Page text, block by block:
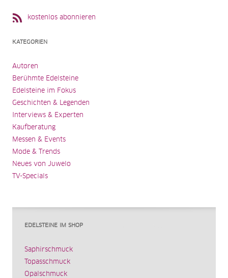
kostenlos abonnieren
KATEGORIEN
Autoren
Berühmte Edelsteine
Edelsteine im Fokus
Geschichten & Legenden
Interviews & Experten
Kaufberatung
Messen & Events
Mode & Trends
Neues von Juwelo
TV-Specials
EDELSTEINE IM SHOP
Saphirschmuck
Topasschmuck
Opalschmuck